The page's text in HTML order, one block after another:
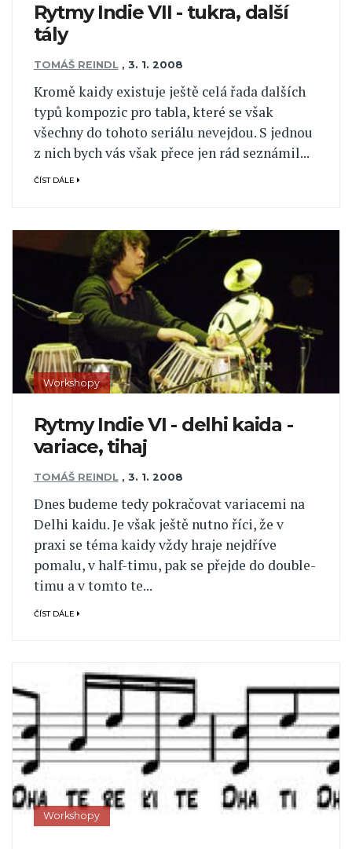
Rytmy Indie VII - tukra, další
tály
TOMÁŠ REINDL , 3. 1. 2008
Kromě kaidy existuje ještě celá řada dalších
typů kompozic pro tabla, které se však
všechny do tohoto seriálu nevejdou. S jednou
z nich bych vás však přece jen rád seznámil...
ČÍST DÁLE
Workshopy
Rytmy Indie VI - delhi kaida -
variace, tihaj
TOMÁŠ REINDL , 3. 1. 2008
Dnes budeme tedy pokračovat variacemi na
Delhi kaidu. Je však ještě nutno říci, že v
praxi se téma kaidy vždy hraje nejdříve
pomalu, v half-timu, pak se přejde do double-
timu a v tomto te...
ČÍST DÁLE
Workshopy